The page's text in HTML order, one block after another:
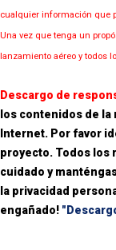
cualquier información que
Una vez que tenga un
lanzamiento aéreo y todos
Descargo de
los contenidos de
Internet. Por favor
proyecto. Todos los
cuidado y
la privacidad
engañado!